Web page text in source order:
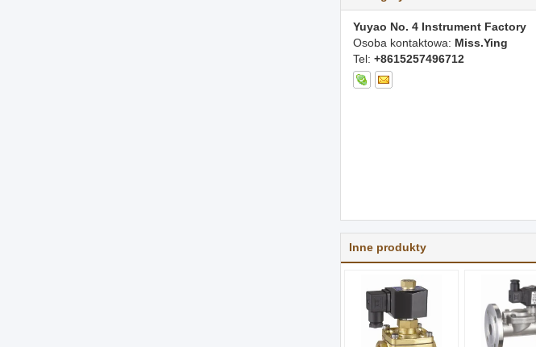
Yuyao No. 4 Instrument Factory
Osoba kontaktowa: Miss.Ying
Tel: +8615257496712
Inne produkty